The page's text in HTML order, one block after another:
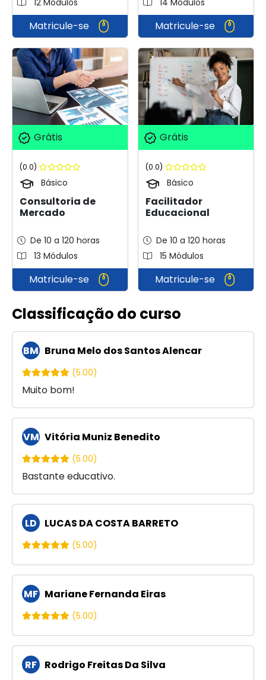
Matricule-se Matricule-se
Grátis
(0.0)
Básico
Consultoria de
Mercado
De 10 a 120 horas
13 Módulos
Matricule-se
Grátis
(0.0)
Básico
Facilitador
Educacional
De 10 a 120 horas
15 Módulos
Matricule-se
Classificação do curso
BM Bruna Melo dos Santos Alencar
(5.00)
Muito bom!
VM Vitória Muniz Benedito
(5.00)
Bastante educativo.
LD LUCAS DA COSTA BARRETO
(5.00)
MF Mariane Fernanda Eiras
(5.00)
RF Rodrigo Freitas Da Silva